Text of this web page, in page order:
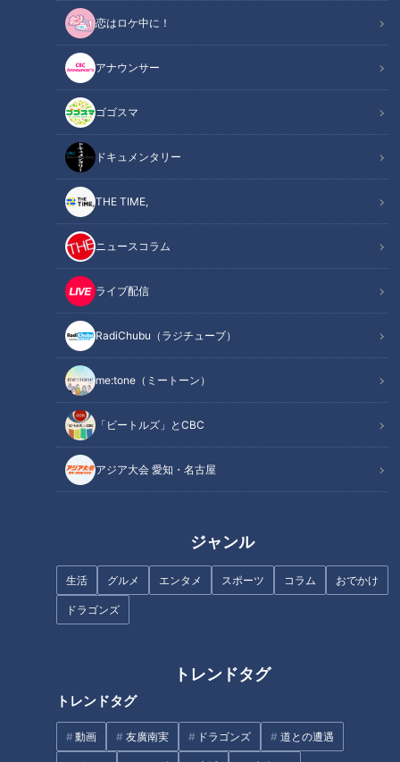
恋はロケ中に！
アナウンサー
ゴゴスマ
ドキュメンタリー
THE TIME,
ニュースコラム
ライブ配信
RadiChubu（ラジチューブ）
me:tone（ミートーン）
「ビートルズ」とCBC
アジア大会 愛知・名古屋
ジャンル
生活 グルメ エンタメ スポーツ コラム おでかけ
ドラゴンズ
トレンドタグ
トレンドタグ
動画 友廣南実 ドラゴンズ 道との遭遇
この記事の画像
この記事を見たあなたへのおすすめ
魚鱗癬と闘う仲間との交流…三
重と京都の“魚鱗癬の会”「ピエ
ロと呼ばれた息子」第６７話
【長編】ピエロと呼ばれた息子
～取材5年 皮膚の難病・道化
師様魚鱗癬～2025年3月30日地
上波放送
アツの肉汁あふれ出す！岐阜の
名店「岐州」の焼餃子が絶品
返していた病院での暮らし…配
信型ドキュメンタリー「ピエロ
【当日取材】危険な暑さ！３
８℃の発熱も…猛暑の中、賀久
【賀久くんのナイトルーティ
ン】母ちゃんが取得した資格と